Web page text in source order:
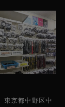
京都中野区中